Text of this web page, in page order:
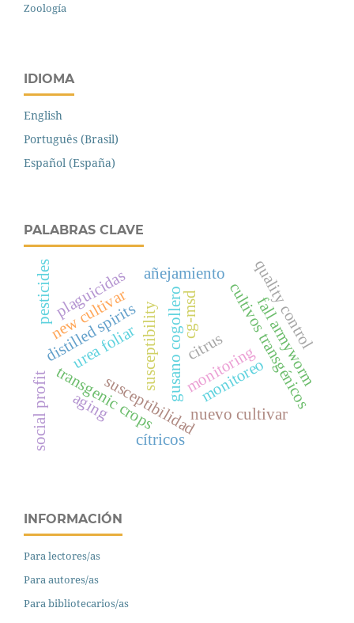
Zoología
IDIOMA
English
Português (Brasil)
Español (España)
PALABRAS CLAVE
monitoreo
gusano cogollero
susceptibilidad cultivos transgénicos
monitoringfall armyworm
susceptibility
transgenic crops
añejamiento
distilled spirits
aging
quality control
social profit nuevo cultivar
new cultivar
cítricos
citrus
plaguicidas cg-msd
pesticides
urea foliar
INFORMACIÓN
Para lectores/as
Para autores/as
Para bibliotecarios/as